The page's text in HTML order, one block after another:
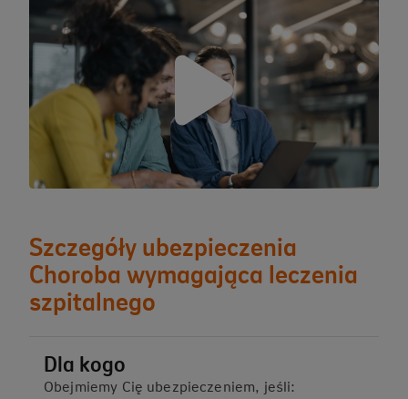
Szczegóły ubezpieczenia
Choroba wymagająca leczenia
szpitalnego
Dla kogo
Obejmiemy Cię ubezpieczeniem, jeśli: